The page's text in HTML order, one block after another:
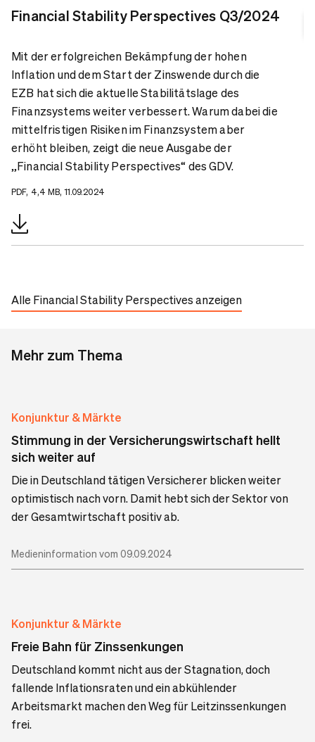
Financial Stability Perspectives Q3/2024
Mit der erfolgreichen Bekämpfung der hohen
Inflation und dem Start der Zinswende durch die
EZB hat sich die aktuelle Stabilitätslage des
Finanzsystems weiter verbessert. Warum dabei die
mittelfristigen Risiken im Finanzsystem aber
erhöht bleiben, zeigt die neue Ausgabe der
„Financial Stability Perspectives“ des GDV.
PDF, 4,4 MB, 11.09.2024
Alle Financial Stability Perspectives anzeigen
Mehr zum Thema
Konjunktur & Märkte
Stimmung in der Versicherungswirtschaft hellt
sich weiter auf
Die in Deutschland tätigen Versicherer blicken weiter
optimistisch nach vorn. Damit hebt sich der Sektor von
der Gesamtwirtschaft positiv ab.
Medieninformation vom 09.09.2024
Konjunktur & Märkte
Freie Bahn für Zinssenkungen
Deutschland kommt nicht aus der Stagnation, doch
fallende Inflationsraten und ein abkühlender
Arbeitsmarkt machen den Weg für Leitzinssenkungen
frei.